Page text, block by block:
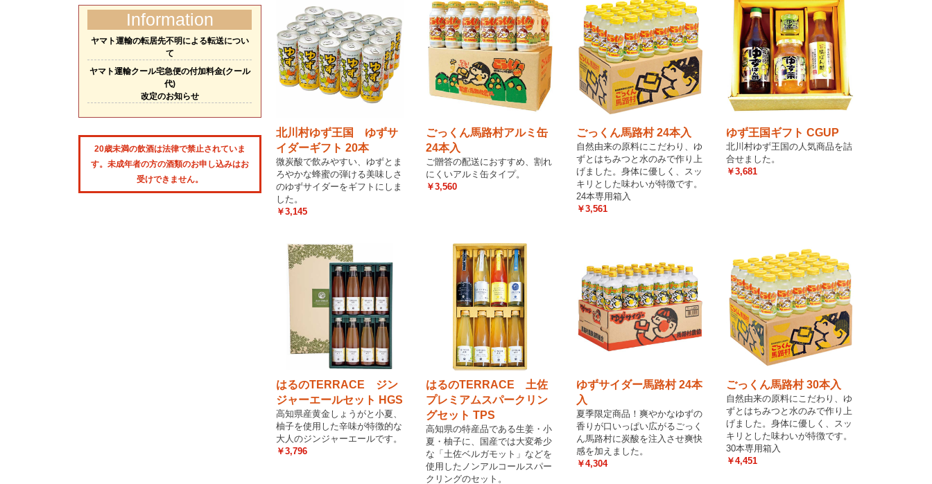
Information
ヤマト運輸の転居先不明による転送につい
て
ヤマト運輸クール宅急便の付加料金(クール
代)
改定のお知らせ
20歳未満の飲酒は法律で禁止されていま
す。未成年者の方の酒類のお申し込みはお
受けできません。
北川村ゆず王国 ゆずサ
イダーギフト 20本
微炭酸で飲みやすい、ゆずとま
ろやかな蜂蜜の弾ける美味しさ
のゆずサイダーをギフトにしま
した。
￥3,145
ごっくん馬路村アルミ缶
24本入
ご贈答の配送におすすめ、割れ
にくいアルミ缶タイプ。
￥3,560
ごっくん馬路村 24本入
自然由来の原料にこだわり、ゆ
ずとはちみつと水のみで作り上
げました。身体に優しく、スッ
キリとした味わいが特徴です。
24本専用箱入
￥3,561
ゆず王国ギフト CGUP
北川村ゆず王国の人気商品を詰
合せました。
￥3,681
はるのTERRACE ジン
ジャーエールセット HGS
高知県産黄金しょうがと小夏、
柚子を使用した辛味が特徴的な
大人のジンジャーエールです。
￥3,796
はるのTERRACE 土佐
プレミアムスパークリン
グセット TPS
高知県の特産品である生姜・小
夏・柚子に、国産では大変希少
な「土佐ベルガモット」などを
使用したノンアルコールスパー
クリングのセット。
ゆずサイダー馬路村 24本
入
夏季限定商品！爽やかなゆずの
香りが口いっぱい広がるごっく
ん馬路村に炭酸を注入させ爽快
感を加えました。
￥4,304
ごっくん馬路村 30本入
自然由来の原料にこだわり、ゆ
ずとはちみつと水のみで作り上
げました。身体に優しく、スッ
キリとした味わいが特徴です。
30本専用箱入
￥4,451